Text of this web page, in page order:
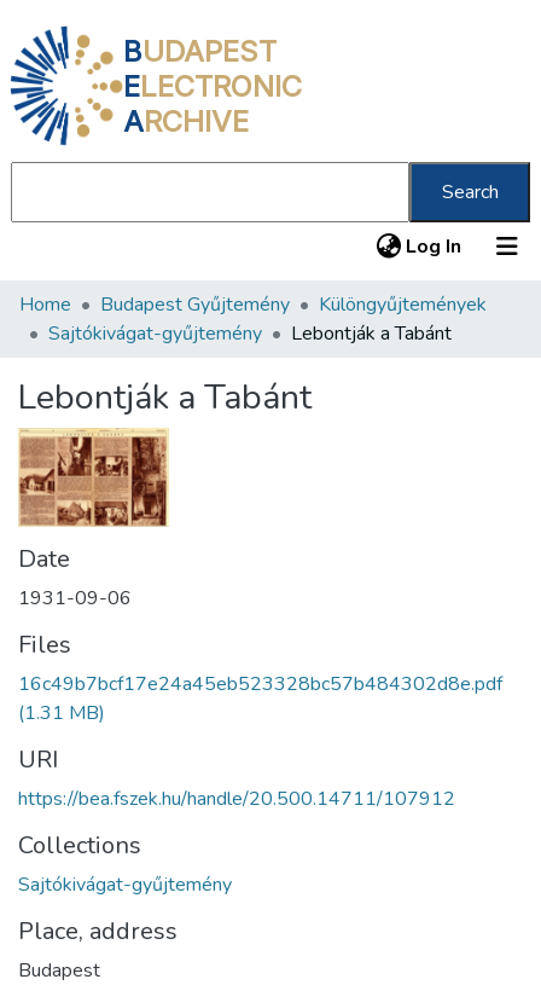
BUDAPEST
ELECTRONIC
ARCHIVE
Search
Log In (current)
Communities & Collections
Statistics
About us
Home Budapest Gyűjtemény
Különgyűjtemények
Sajtókivágat-gyűjtemény
Lebontják a Tabánt
Lebontják a Tabánt
Date
1931-09-06
Files
16c49b7bcf17e24a45eb523328bc57b484302d8e.pdf
(1.31 MB)
URI
https://bea.fszek.hu/handle/20.500.14711/107912
Collections
Sajtókivágat-gyűjtemény
Place, address
Budapest